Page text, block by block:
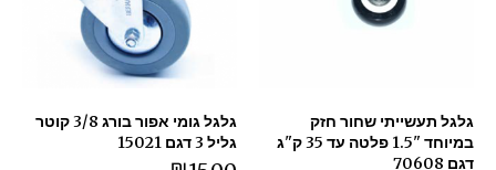
גלגל תעשייתי שחור חזק
במיוחד "1.5 פלטה עד 35 ק"ג
דגם 70608
גלגל גומי אפור בורג 3/8 קוטר
גליל 3 דגם 15021